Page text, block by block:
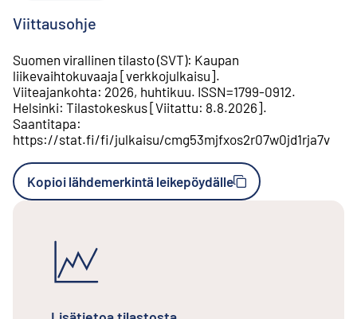
Viittausohje
Suomen virallinen tilasto (SVT): Kaupan
liikevaihtokuvaaja [verkkojulkaisu].
Viiteajankohta: 2026, huhtikuu. ISSN=1799-0912.
Helsinki: Tilastokeskus[Viitattu: 8.8.2026].
Saantitapa:
https://stat.fi/fi/julkaisu/cmg53mjfxos2r07w0jd1rja7v
Kopioi lähdemerkintä leikepöydälle